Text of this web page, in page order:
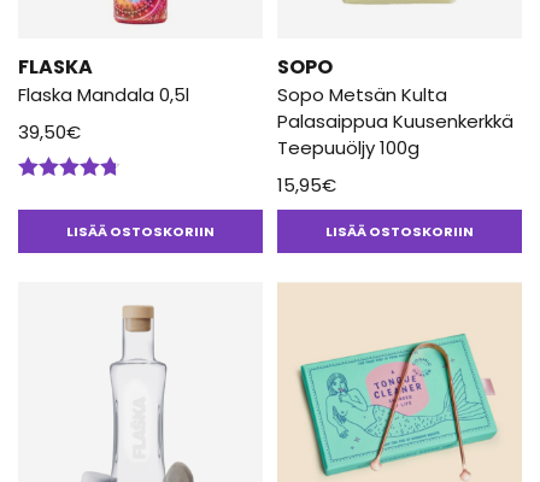
FLASKA
Flaska Mandala 0,5l
39,50€
tuotteesta:
/ 5LISÄÄ OSTOSKORIIN
SOPO
Sopo Metsän Kulta
Palasaippua Kuusenkerkkä
Teepuuöljy 100g
15,95€
LISÄÄ OSTOSKORIIN